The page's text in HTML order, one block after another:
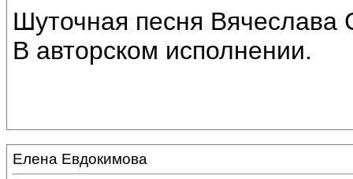
Шуточная песня Вячеслава
В авторском исполнении.
Елена Евдокимова